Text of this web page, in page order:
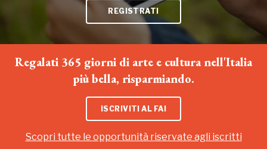
REGISTRATI
Regalati 365 giorni di arte e cultura nell'Italia
più bella, risparmiando.
ISCRIVITI AL FAI
Scopri tutte le opportunità riservate agli iscritti